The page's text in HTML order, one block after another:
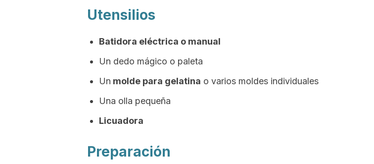
Utensilios
Batidora eléctrica o manual
Un dedo mágico o paleta
Un molde para gelatina o varios moldes individuales
Una olla pequeña
Licuadora
Preparación